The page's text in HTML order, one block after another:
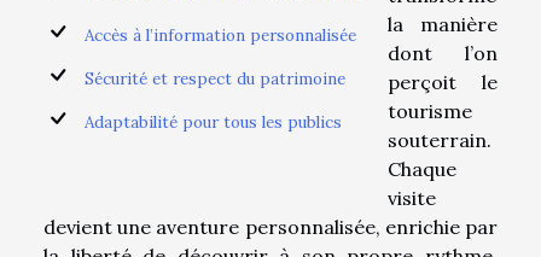
Accès à l’information personnalisée
Sécurité et respect du patrimoine
Adaptabilité pour tous les publics
la manière
dont l’on
perçoit le
tourisme
souterrain.
Chaque
visite
devient une aventure personnalisée, enrichie par